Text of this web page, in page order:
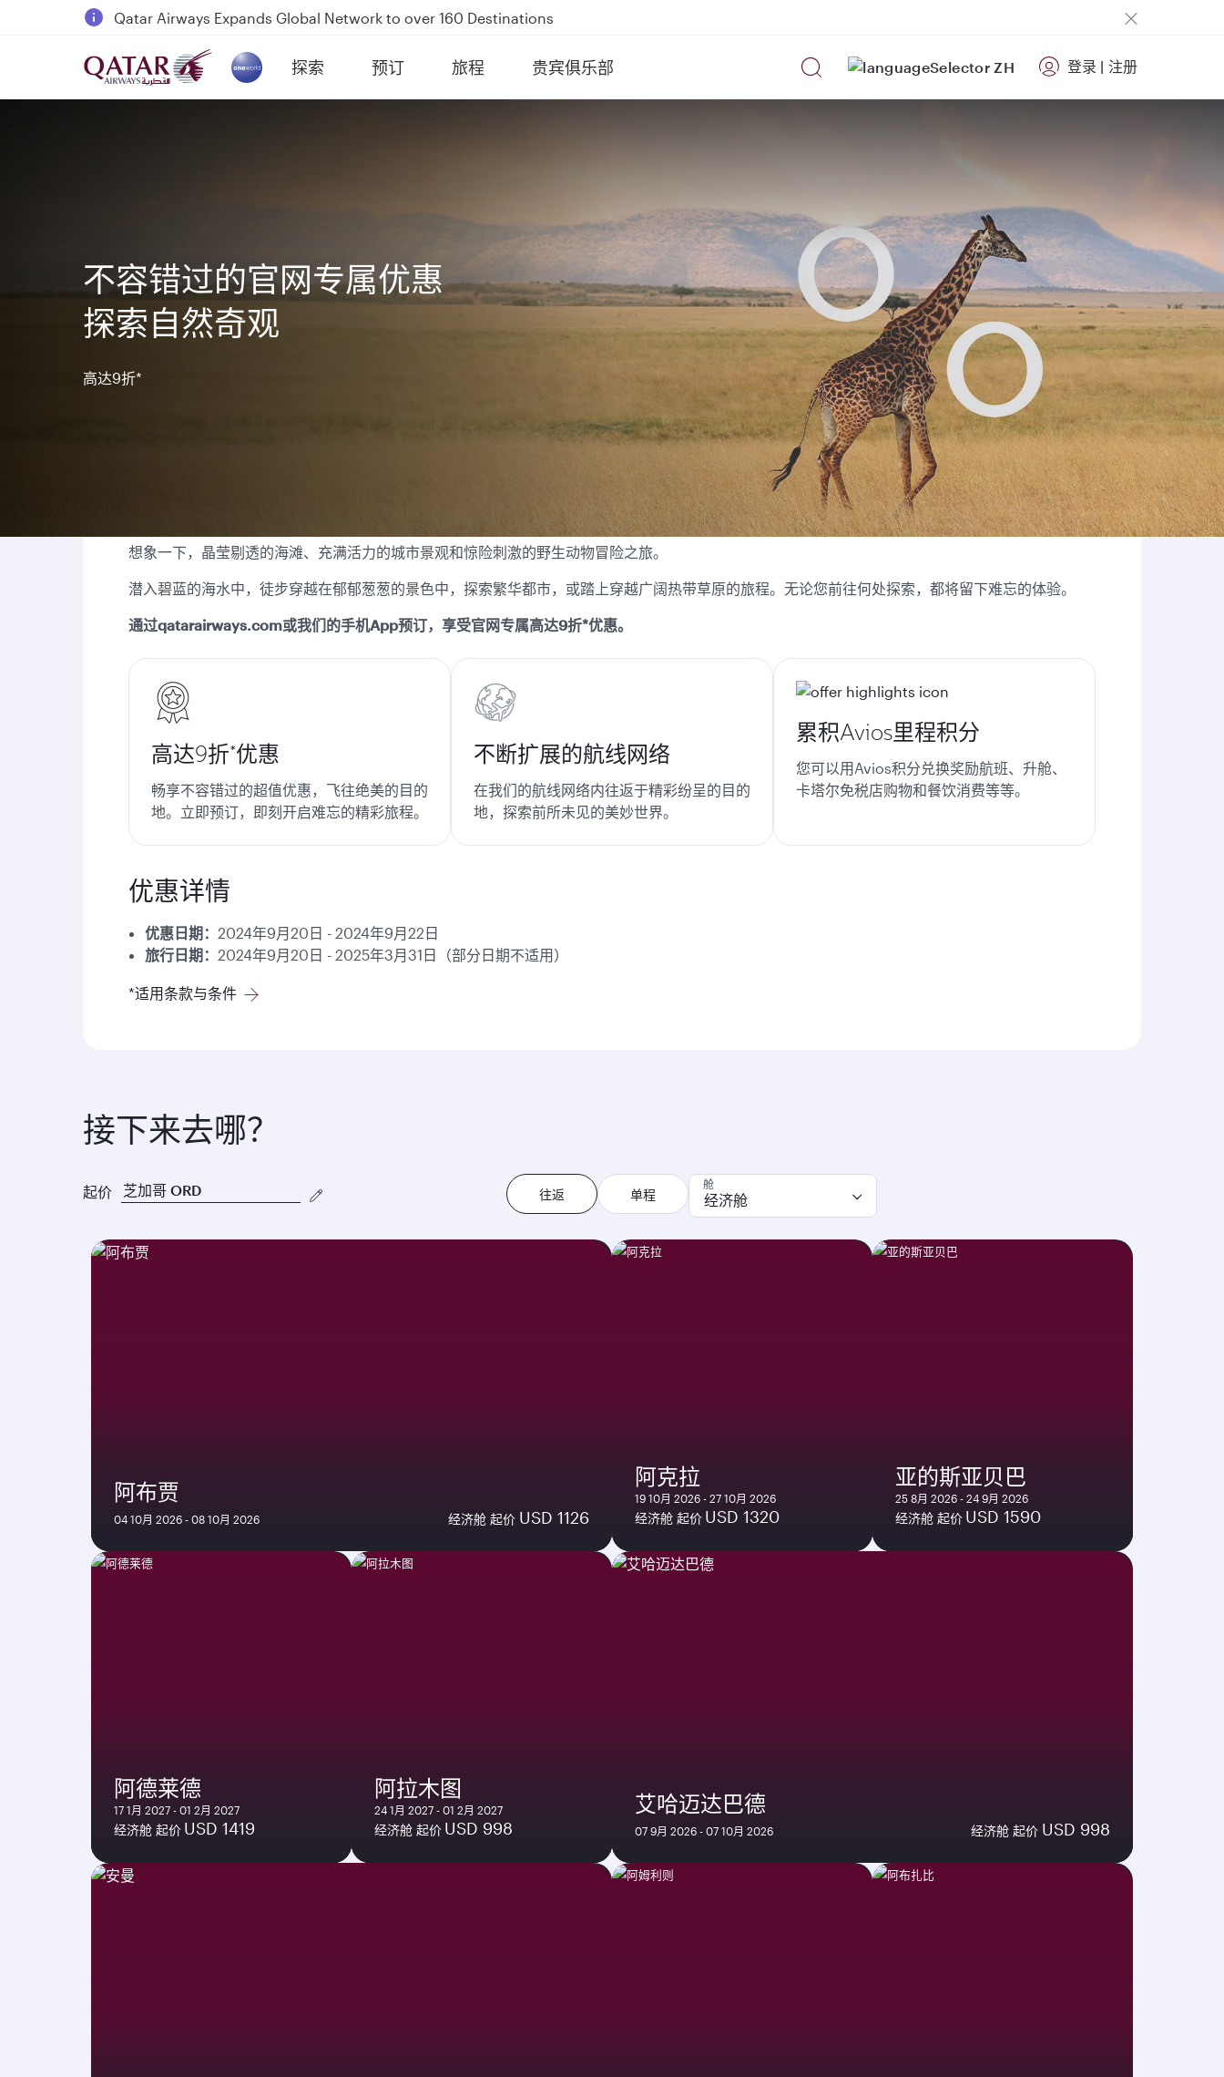
18 June 2026: Updates on Travelling with Power Banks
6 August 2026: Qatar Airways flight resumption to Bahrain (BAH), Erbil (EBL), and Kuwait (KWI)
Qatar Airways Expands Global Network to over 160 Destinations
探索
(active) 预订 旅程 贵宾俱乐部 ZH 登录 | 注册
不容错过的官网专属优惠
探索自然奇观
高达9折*
想象一下，晶莹剔透的海滩、充满活力的城市景观和惊险刺激的野生动物冒险之旅。
潜入碧蓝的海水中，徒步穿越在郁郁葱葱的景色中，探索繁华都市，或踏上穿越广阔热带草原的旅程。无论您前往何处探索，都将留下难忘的体验。
通过qatarairways.com或我们的手机App预订，享受官网专属高达9折*优惠。
高达9折*优惠
畅享不容错过的超值优惠，飞往绝美的目的
地。立即预订，即刻开启难忘的精彩旅程。
不断扩展的航线网络
在我们的航线网络内往返于精彩纷呈的目的
地，探索前所未见的美妙世界。
累积Avios里程积分
您可以用Avios积分兑换奖励航班、升舱、
卡塔尔免税店购物和餐饮消费等等。
优惠详情
优惠日期： 2024年9月20日 - 2024年9月22日
旅行日期： 2024年9月20日 - 2025年3月31日（部分日期不适用）
*适用条款与条件
接下来去哪？
起价 往返 单程
舱
经济舱
阿布贾
04 10月 2026 - 08 10月 2026 经济舱 起价 USD 1126
阿克拉
19 10月 2026 - 27 10月 2026
经济舱 起价 USD 1320
亚的斯亚贝巴
25 8月 2026 - 24 9月 2026
经济舱 起价 USD 1590
阿德莱德
17 1月 2027 - 01 2月 2027
经济舱 起价 USD 1419
阿拉木图
24 1月 2027 - 01 2月 2027
经济舱 起价 USD 998
艾哈迈达巴德
07 9月 2026 - 07 10月 2026 经济舱 起价 USD 998